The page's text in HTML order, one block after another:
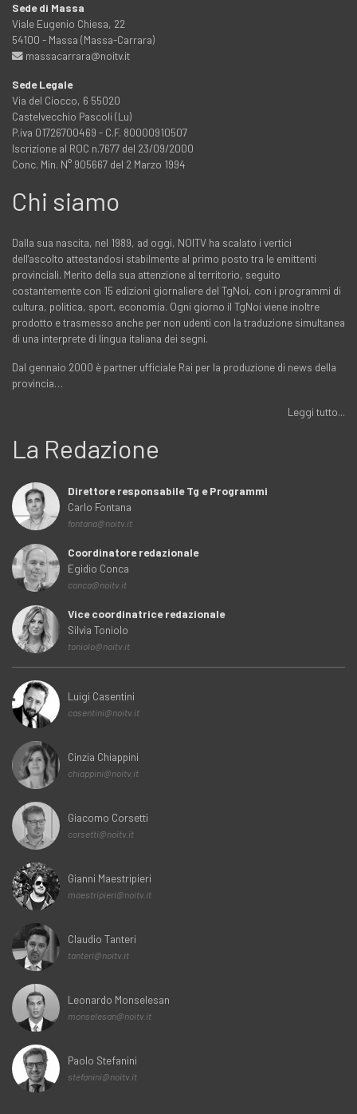
Sede di Massa
Viale Eugenio Chiesa, 22
54100 - Massa (Massa-Carrara)
massacarrara@noitv.it
Sede Legale
Via del Ciocco, 6 55020
Castelvecchio Pascoli (Lu)
P.iva 01726700469 - C.F. 80000910507
Iscrizione al ROC n.7677 del 23/09/2000
Conc. Min. N° 905667 del 2 Marzo 1994
Chi siamo
Dalla sua nascita, nel 1989, ad oggi, NOITV ha scalato i vertici
dell'ascolto attestandosi stabilmente al primo posto tra le emittenti
provinciali. Merito della sua attenzione al territorio, seguito
costantemente con 15 edizioni giornaliere del TgNoi, con i programmi di
cultura, politica, sport, economia. Ogni giorno il TgNoi viene inoltre
prodotto e trasmesso anche per non udenti con la traduzione simultanea
di una interprete di lingua italiana dei segni.
Dal gennaio 2000 è partner ufficiale Rai per la produzione di news della
provincia…
Leggi tutto...
La Redazione
Direttore responsabile Tg e Programmi
Carlo Fontana
fontana@noitv.it
Coordinatore redazionale
Egidio Conca
conca@noitv.it
Vice coordinatrice redazionale
Silvia Toniolo
toniolo@noitv.it
Luigi Casentini
casentini@noitv.it
Cinzia Chiappini
chiappini@noitv.it
Giacomo Corsetti
corsetti@noitv.it
Gianni Maestripieri
maestripieri@noitv.it
Claudio Tanteri
tanteri@noitv.it
Leonardo Monselesan
monselesan@noitv.it
Paolo Stefanini
stefanini@noitv.it